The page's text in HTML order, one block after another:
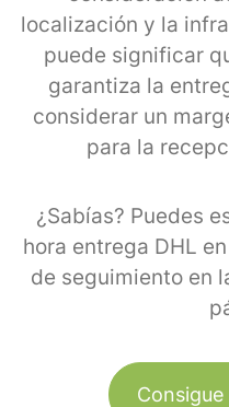
localización y la
puede significar
garantiza la
considerar un
para la
¿Sabías? Puedes
hora entrega DHL
de seguimiento en